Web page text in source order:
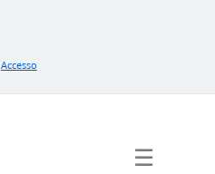
Accesso
☰